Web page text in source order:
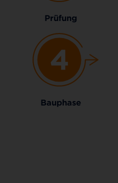
Prüfung
Bauphase